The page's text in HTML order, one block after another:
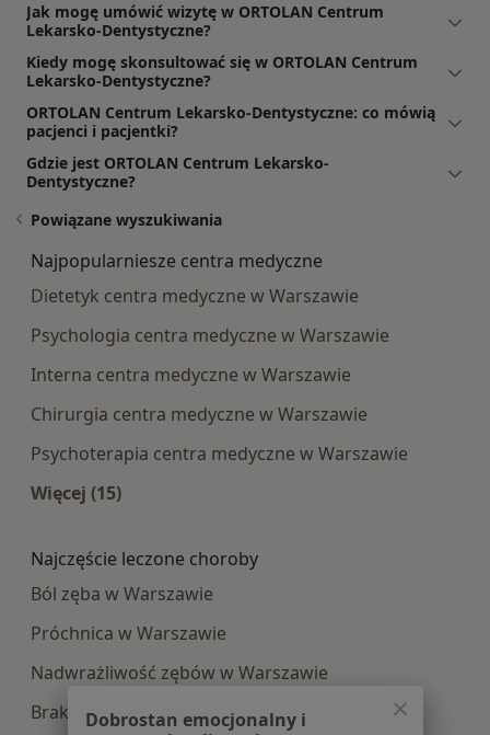
Jak mogę umówić wizytę w ORTOLAN Centrum
Lekarsko-Dentystyczne?
Kiedy mogę skonsultować się w ORTOLAN Centrum
Lekarsko-Dentystyczne?
ORTOLAN Centrum Lekarsko-Dentystyczne: co mówią
pacjenci i pacjentki?
Gdzie jest ORTOLAN Centrum Lekarsko-
Dentystyczne?
Powiązane wyszukiwania
Najpopularniesze centra medyczne
Dietetyk centra medyczne w Warszawie
Psychologia centra medyczne w Warszawie
Interna centra medyczne w Warszawie
Chirurgia centra medyczne w Warszawie
Psychoterapia centra medyczne w Warszawie
Więcej (15)
Najczęście leczone choroby
Ból zęba w Warszawie
Próchnica w Warszawie
Nadwrażliwość zębów w Warszawie
Braki zębowe w Warszawie
Dobrostan emocjonalny i